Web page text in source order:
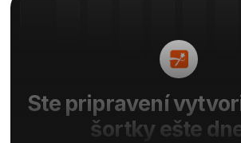
Ste pripravení
šortky ešte